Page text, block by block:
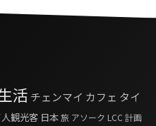
活 チェンマイ カフェ タイ
観光客 日本旅 アソーク LCC 計画